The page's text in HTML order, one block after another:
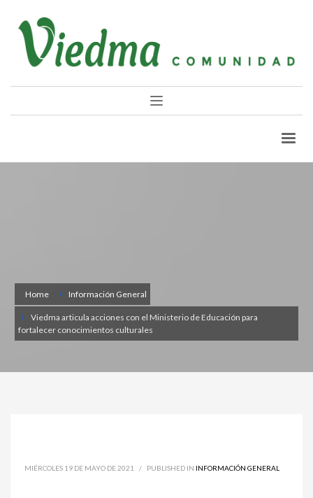
Home Información General
Viedma articula acciones con el Ministerio de Educación para
fortalecer conocimientos culturales
MIÉRCOLES 19 DE MAYO DE 2021 / PUBLISHED IN INFORMACIÓN GENERAL